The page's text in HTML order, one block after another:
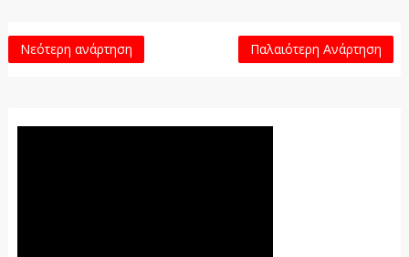
Νεότερη ανάρτηση Παλαιότερη Ανάρτηση